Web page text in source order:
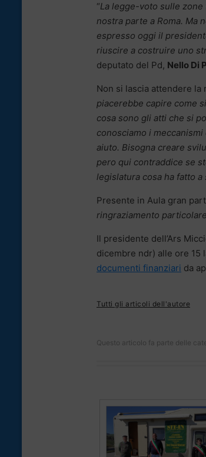
“La legge-voto sulle
nostra parte a Roma. Ma
espresso oggi il
riuscire a costruire uno
deputato del Pd, Nello Di
Non si lascia attendere
piacerebbe capire come
cosa sono gli atti che si
conosciamo i
aiuto. Bisogna creare
pero qui contraddice se
legislatura cosa ha fatto
Presente in Aula gran
ringraziamento
Il presidente dell’Ars
dicembre ndr) alle ore 15
documenti finanziari da
Tutti gli articoli dell'autore
Questo articolo fa parte delle